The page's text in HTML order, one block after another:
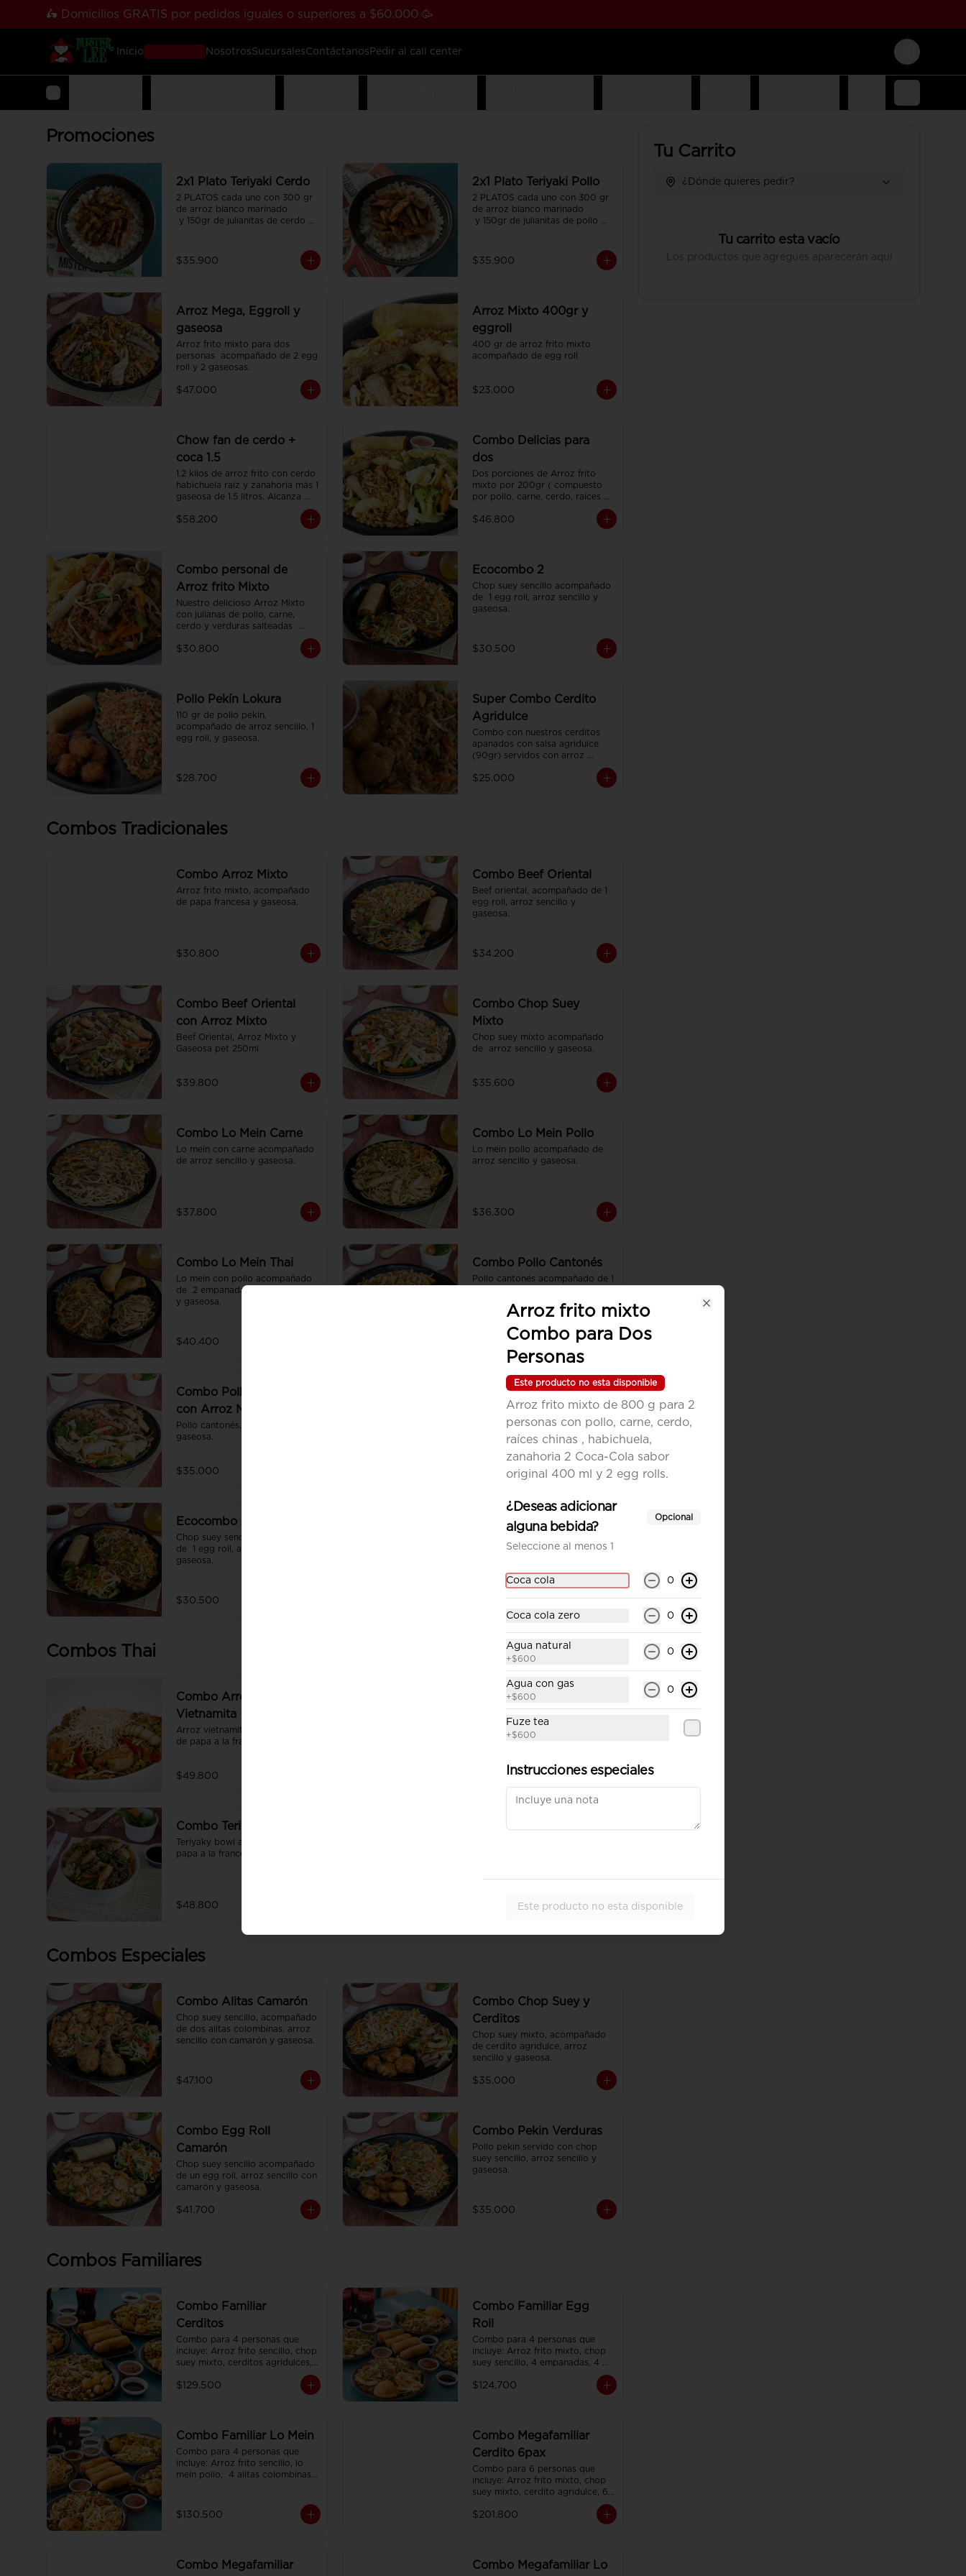
🛵 Domicilios GRATIS por pedidos iguales o superiores a $60.000 🥳
Inicio NosotrosSucursalesContáctanos Pedir al call center
Login
Promociones
2x1 Plato Teriyaki Cerdo
2 PLATOS cada uno con 300 gr
de arroz blanco marinado
y 150gr de julianitas de cerdo
$35.900
2x1 Plato Teriyaki Pollo
2 PLATOS cada uno con 300 gr
de arroz blanco marinado
y 150gr de julianitas de pollo
$35.900
Arroz Mega, Eggroll y
gaseosa
Arroz frito mixto para dos
personas  acompañado de 2 egg
roll y 2 gaseosas.
$47.000
Arroz Mixto 400gr y
eggroll
400 gr de arroz frito mixto
acompañado de egg roll
$23.000
Chow fan de cerdo +
coca 1.5
1.2 kilos de arroz frito con cerdo
habichuela raíz y zanahoria más 1
gaseosa de 1.5 litros. Alcanza
$58.200
Combo Delicias para
dos
Dos porciones de Arroz frito
mixto por 200gr ( compuesto
por pollo, carne, cerdo, raíces
chinas , habichuela, zanahoria) ,
dos porciones de Chop Suey
sencillo por 200 gr , 2 Egg Roll
$46.800
Combo personal de
Arroz frito Mixto
Nuestro delicioso Arroz Mixto
con julianas de pollo, carne,
cerdo y verduras salteadas
francesa y CocaCola pet 250ml.
$30.800
Ecocombo 2
Chop suey sencillo acompañado
de  1 egg roll, arroz sencillo y
gaseosa.
$30.500
Pollo Pekín Lokura
110 gr de pollo pekin,
acompañado de arroz sencillo, 1
egg roll, y gaseosa.
$28.700
Super Combo Cerdito
Agridulce
Combo con nuestros cerditos
apanados con salsa agridulce
(90gr) servidos con arroz
personal
$25.000
Combos Tradicionales
Combo Arroz Mixto
Arroz frito mixto, acompañado
de papa francesa y gaseosa.
$30.800
Combo Beef Oriental
Beef oriental, acompañado de 1
egg roll, arroz sencillo y
gaseosa.
$34.200
Combo Beef Oriental
con Arroz Mixto
Beef Oriental, Arroz Mixto y
Gaseosa pet 250ml
$39.800
Combo Chop Suey
Mixto
Chop suey mixto acompañado
de  arroz sencillo y gaseosa.
$35.600
Combo Lo Mein Carne
Lo mein con carne acompañado
de arroz sencillo y gaseosa.
$37.800
Combo Lo Mein Pollo
Lo mein pollo acompañado de
arroz sencillo y gaseosa.
$36.300
Combo Lo Mein Thai
Lo mein con pollo acompañado
de  2 empanadas, arroz sencillo
y gaseosa.
$40.400
Combo Pollo Cantonés
Pollo cantonés acompañado de 1
$34.200
Combo Pollo Cantonés
con Arroz Mixto
Pollo cantonés, arroz mixto y
gaseosa.
$35.000
Ecocombo 1
Chop suey sencillo acompañado
de arroz sencillo y gaseosa.
$26.900
Ecocombo 2
Chop suey sencillo acompañado
de  1 egg roll, arroz sencillo y
gaseosa.
$30.500
Combos Thai
Combo Arroz
Vietnamita
Arroz vietnamita acompañado
de papa a la francesa y gaseosa.
$49.800
Combo Mango Chicken
wok en Curry fresco con trocitos
de mango, vegetales sobre cama
francesa y gaseosa.
$37.900
Combo Teriyaki Bowl
Teriyaky bowl acompañado de
papa a la francesa, y gaseosa.
$48.800
Combos Especiales
Combo Alitas Camarón
Chop suey sencillo, acompañado
de dos alitas colombinas, arroz
sencillo con camarón y gaseosa.
$47.100
Combo Chop Suey y
Cerditos
Chop suey mixto, acompañado
de cerdito agridulce, arroz
sencillo y gaseosa.
$35.000
Combo Egg Roll
Camarón
Chop suey sencillo acompañado
de un egg roll, arroz sencillo con
camarón y gaseosa.
$41.700
Combo Pekin Verduras
Pollo pekin servido con chop
suey sencillo, arroz sencillo y
gaseosa.
$35.000
Combos Familiares
Combo Familiar
Cerditos
Combo para 4 personas que
incluye: Arroz frito sencillo, chop
suey mixto, cerditos agridulces,
sirven en plato individual.
$129.500
Combo Familiar Egg
Roll
Combo para 4 personas que
incluye: Arroz frito mixto, chop
suey sencillo, 4 empanadas, 4
egg roll, 4 gaseosas, servido en
plato individual
$124.700
Combo Familiar Lo Mein
Combo para 4 personas que
incluye: Arroz frito sencillo, lo
mein pollo,  4 alitas colombinas,
$130.500
Combo Megafamiliar
Cerdito 6pax
Combo para 6 personas que
incluye: Arroz frito mixto, chop
suey mixto, cerdito agridulce, 6
egg roll,y 6 gaseosas. Servidos
en platos individuales.
$201.800
Combo Megafamiliar Combo Megafamiliar Lo
Tu Carrito
¿Dónde quieres pedir?
Tu carrito esta vacío
Los productos que agregues aparecerán aquí
Arroz frito mixto
Combo para Dos
Personas
Este producto no esta disponible
Arroz frito mixto de 800 g para 2
personas con pollo, carne, cerdo,
raíces chinas , habichuela,
zanahoria 2 Coca-Cola sabor
original 400 ml y 2 egg rolls.
¿Deseas adicionar
alguna bebida?
Opcional
Seleccione al menos 1
Coca cola 0
Coca cola zero 0
Agua natural
+$600
0
Agua con gas
+$600
0
Fuze tea
+$600
Instrucciones especiales
Este producto no esta disponible